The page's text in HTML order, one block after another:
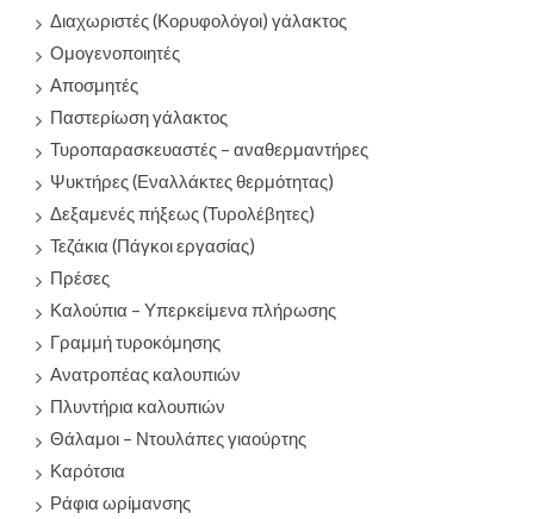
Διαχωριστές (Κορυφολόγοι) γάλακτος
Ομογενοποιητές
Αποσμητές
Παστερίωση γάλακτος
Τυροπαρασκευαστές – αναθερμαντήρες
Ψυκτήρες (Εναλλάκτες θερμότητας)
Δεξαμενές πήξεως (Τυρολέβητες)
Τεζάκια (Πάγκοι εργασίας)
Πρέσες
Καλούπια – Υπερκείμενα πλήρωσης
Γραμμή τυροκόμησης
Ανατροπέας καλουπιών
Πλυντήρια καλουπιών
Θάλαμοι – Ντουλάπες γιαούρτης
Καρότσια
Ράφια ωρίμανσης